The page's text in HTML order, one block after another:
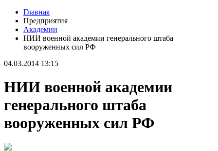
Главная
Предприятия
Академии
НИИ военной академии генерального штаба
вооруженных сил РФ
04.03.2014 13:15
НИИ военной академии
генерального штаба
вооруженных сил РФ